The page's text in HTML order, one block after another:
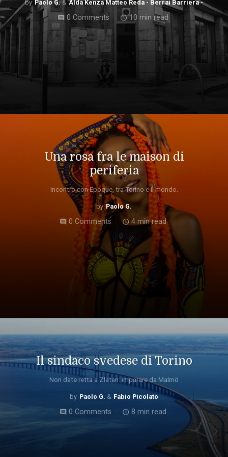
Paolo G. Alda Kenza Matteo Reda - Berrai Barriera -
comment 0 Comments access_time10 min read
Una rosa fra le maison di
periferia
Incontro con Epoque, tra Torino e il mondo.
Paolo G.
comment 0 Comments access_time 4 min read
Il sindaco svedese di Torino
Non date retta a Zlatan: imparare da Malmö
Paolo G. Fabio Picolato
comment0 Comments access_time 8 min read